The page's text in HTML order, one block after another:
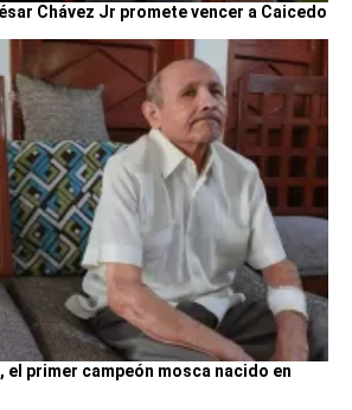
Chávez Jr promete vencer a Caicedo
el primer campeón mosca nacido en